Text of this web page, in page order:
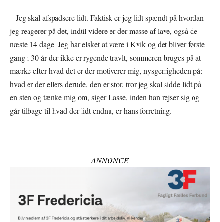
– Jeg skal afspadsere lidt. Faktisk er jeg lidt spændt på hvordan
jeg reagerer på det, indtil videre er der masse af lave, også de
næste 14 dage. Jeg har elsket at være i Kvik og det bliver første
gang i 30 år der ikke er rygende travlt, sommeren bruges på at
mærke efter hvad det er der motiverer mig, nysgerrigheden på:
hvad er der ellers derude, den er stor, tror jeg skal sidde lidt på
en sten og tænke mig om, siger Lasse, inden han rejser sig og
går tilbage til hvad der lidt endnu, er hans forretning.
ANNONCE